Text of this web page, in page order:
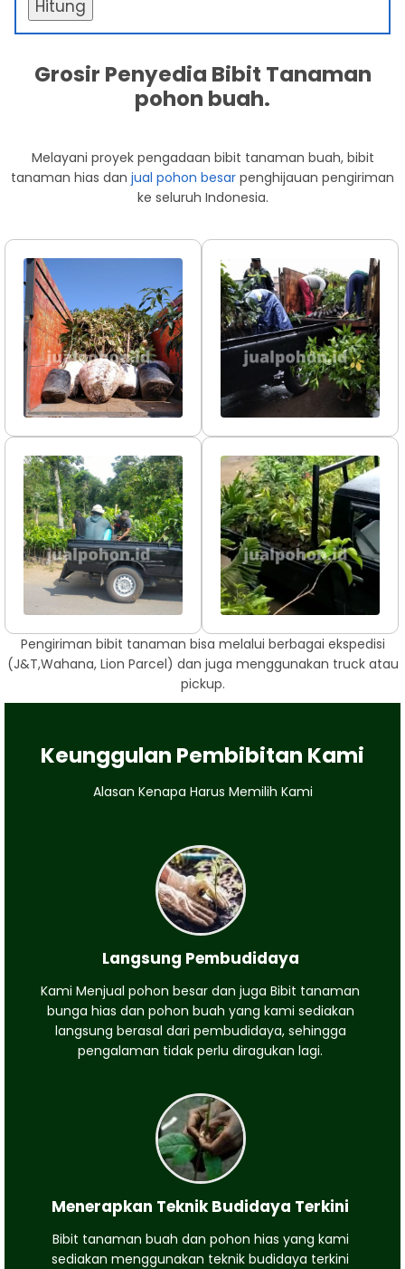
Hitung
Grosir Penyedia Bibit Tanaman
pohon buah.
Melayani proyek pengadaan bibit tanaman buah, bibit
tanaman hias dan jual pohon besar penghijauan pengiriman
ke seluruh Indonesia.
Pengiriman bibit tanaman bisa melalui berbagai ekspedisi
(J&T,Wahana, Lion Parcel) dan juga menggunakan truck atau
pickup.
Keunggulan Pembibitan Kami
Alasan Kenapa Harus Memilih Kami
Langsung Pembudidaya
Kami Menjual pohon besar dan juga Bibit tanaman
bunga hias dan pohon buah yang kami sediakan
langsung berasal dari pembudidaya, sehingga
pengalaman tidak perlu diragukan lagi.
Menerapkan Teknik Budidaya Terkini
Bibit tanaman buah dan pohon hias yang kami
sediakan menggunakan teknik budidaya terkini